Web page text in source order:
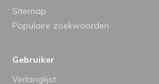
Sitemap
Populaire zoekwoorden
Gebruiker
Verlanglijst